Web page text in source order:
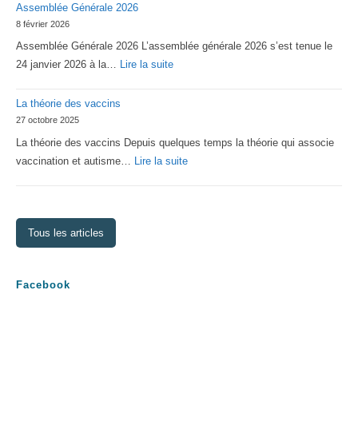
Lorraine
Assemblée Générale 2026
8 février 2026
Assemblée Générale 2026 L’assemblée générale 2026 s’est tenue le
24 janvier 2026 à la… Lire la suite:
La théorie des vaccins
27 octobre 2025
La théorie des vaccins Depuis quelques temps la théorie qui associe
vaccination et autisme… Lire la suite:
Tous les articles
Facebook